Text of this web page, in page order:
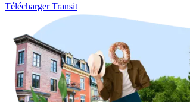
Télécharger Transit